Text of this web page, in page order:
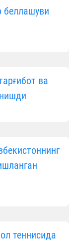
беллашуви
ва
теннисида